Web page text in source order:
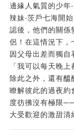
邊緣人氣質的少年
辣妹‧茨戶七海開
認後，他們的關係
侶！在這情況下，
因父母出差而獨
「我可以每天晚
除此之外，還有醞
瞭解彼此的過夜約
度彷彿沒有極限
大受歡迎的激甜清